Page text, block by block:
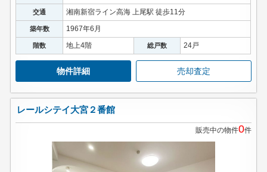
交通 湘南新宿ライン高海 上尾駅 徒歩11分
築年数 1967年6月
階数 地上4階 総戸数 24戸
物件詳細 売却査定
レールシテイ大宮２番館
販売中の物件0件